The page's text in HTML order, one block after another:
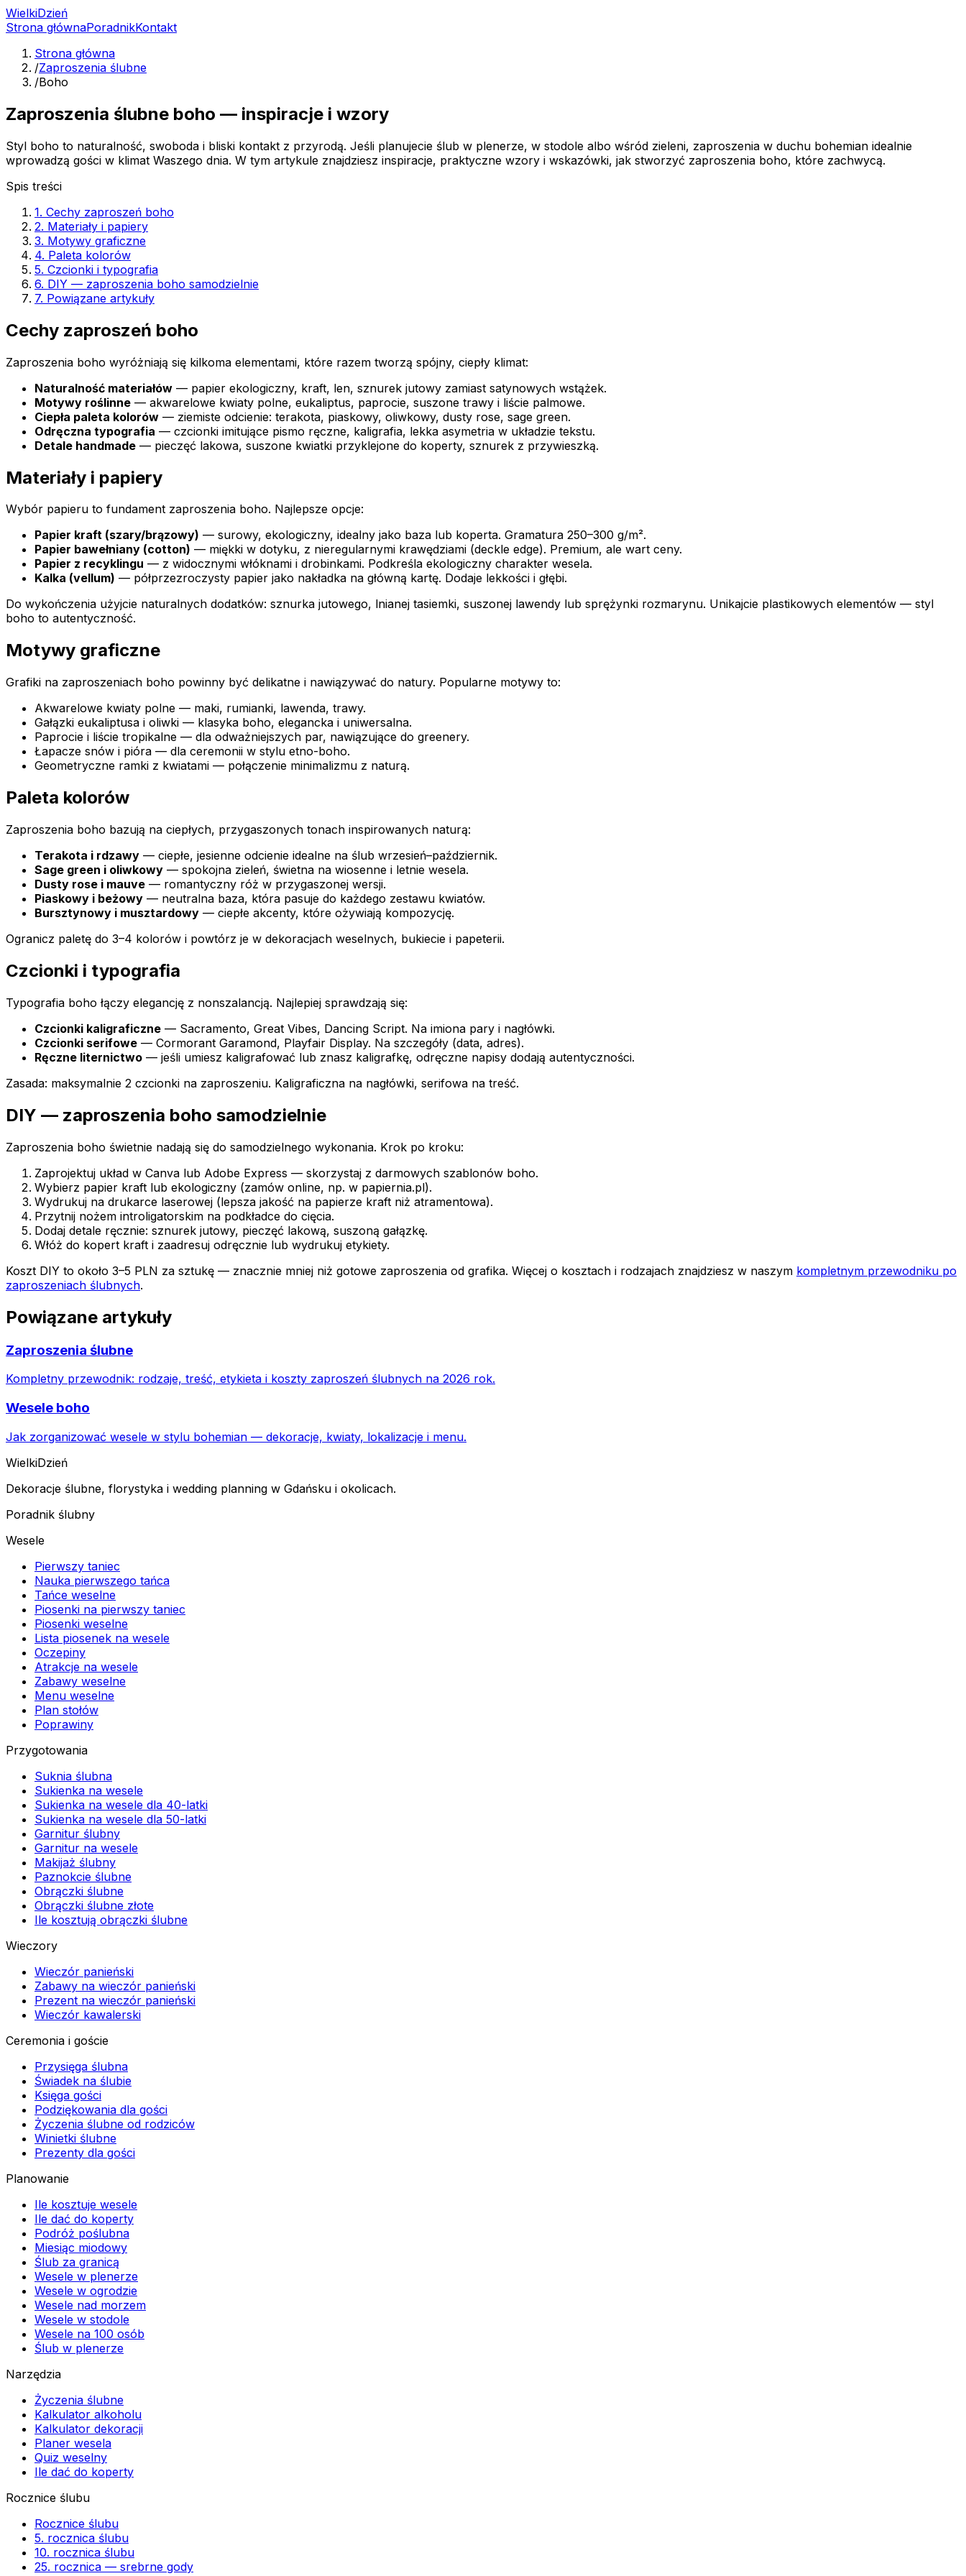
WielkiDzień
Strona głównaPoradnikKontakt
Strona główna
/Zaproszenia ślubne
/Boho
Zaproszenia ślubne boho — inspiracje i wzory
Styl boho to naturalność, swoboda i bliski kontakt z przyrodą. Jeśli planujecie ślub w plenerze, w stodole albo wśród zieleni, zaproszenia w duchu bohemian idealnie
wprowadzą gości w klimat Waszego dnia. W tym artykule znajdziesz inspiracje, praktyczne wzory i wskazówki, jak stworzyć zaproszenia boho, które zachwycą.
Spis treści
1. Cechy zaproszeń boho
2. Materiały i papiery
3. Motywy graficzne
4. Paleta kolorów
5. Czcionki i typografia
6. DIY — zaproszenia boho samodzielnie
7. Powiązane artykuły
Cechy zaproszeń boho
Zaproszenia boho wyróżniają się kilkoma elementami, które razem tworzą spójny, ciepły klimat:
Naturalność materiałów — papier ekologiczny, kraft, len, sznurek jutowy zamiast satynowych wstążek.
Motywy roślinne — akwarelowe kwiaty polne, eukaliptus, paprocie, suszone trawy i liście palmowe.
Ciepła paleta kolorów — ziemiste odcienie: terakota, piaskowy, oliwkowy, dusty rose, sage green.
Odręczna typografia — czcionki imitujące pismo ręczne, kaligrafia, lekka asymetria w układzie tekstu.
Detale handmade — pieczęć lakowa, suszone kwiatki przyklejone do koperty, sznurek z przywieszką.
Materiały i papiery
Wybór papieru to fundament zaproszenia boho. Najlepsze opcje:
Papier kraft (szary/brązowy) — surowy, ekologiczny, idealny jako baza lub koperta. Gramatura 250–300 g/m².
Papier bawełniany (cotton) — miękki w dotyku, z nieregularnymi krawędziami (deckle edge). Premium, ale wart ceny.
Papier z recyklingu — z widocznymi włóknami i drobinkami. Podkreśla ekologiczny charakter wesela.
Kalka (vellum) — półprzezroczysty papier jako nakładka na główną kartę. Dodaje lekkości i głębi.
Do wykończenia użyjcie naturalnych dodatków: sznurka jutowego, lnianej tasiemki, suszonej lawendy lub sprężynki rozmarynu. Unikajcie plastikowych elementów — styl
boho to autentyczność.
Motywy graficzne
Grafiki na zaproszeniach boho powinny być delikatne i nawiązywać do natury. Popularne motywy to:
Akwarelowe kwiaty polne — maki, rumianki, lawenda, trawy.
Gałązki eukaliptusa i oliwki — klasyka boho, elegancka i uniwersalna.
Paprocie i liście tropikalne — dla odważniejszych par, nawiązujące do greenery.
Łapacze snów i pióra — dla ceremonii w stylu etno-boho.
Geometryczne ramki z kwiatami — połączenie minimalizmu z naturą.
Paleta kolorów
Zaproszenia boho bazują na ciepłych, przygaszonych tonach inspirowanych naturą:
Terakota i rdzawy — ciepłe, jesienne odcienie idealne na ślub wrzesień–październik.
Sage green i oliwkowy — spokojna zieleń, świetna na wiosenne i letnie wesela.
Dusty rose i mauve — romantyczny róż w przygaszonej wersji.
Piaskowy i beżowy — neutralna baza, która pasuje do każdego zestawu kwiatów.
Bursztynowy i musztardowy — ciepłe akcenty, które ożywiają kompozycję.
Ogranicz paletę do 3–4 kolorów i powtórz je w dekoracjach weselnych, bukiecie i papeterii.
Czcionki i typografia
Typografia boho łączy elegancję z nonszalancją. Najlepiej sprawdzają się:
Czcionki kaligraficzne — Sacramento, Great Vibes, Dancing Script. Na imiona pary i nagłówki.
Czcionki serifowe — Cormorant Garamond, Playfair Display. Na szczegóły (data, adres).
Ręczne liternictwo — jeśli umiesz kaligrafować lub znasz kaligrafkę, odręczne napisy dodają autentyczności.
Zasada: maksymalnie 2 czcionki na zaproszeniu. Kaligraficzna na nagłówki, serifowa na treść.
DIY — zaproszenia boho samodzielnie
Zaproszenia boho świetnie nadają się do samodzielnego wykonania. Krok po kroku:
Zaprojektuj układ w Canva lub Adobe Express — skorzystaj z darmowych szablonów boho.
Wybierz papier kraft lub ekologiczny (zamów online, np. w papiernia.pl).
Wydrukuj na drukarce laserowej (lepsza jakość na papierze kraft niż atramentowa).
Przytnij nożem introligatorskim na podkładce do cięcia.
Dodaj detale ręcznie: sznurek jutowy, pieczęć lakową, suszoną gałązkę.
Włóż do kopert kraft i zaadresuj odręcznie lub wydrukuj etykiety.
Koszt DIY to około 3–5 PLN za sztukę — znacznie mniej niż gotowe zaproszenia od grafika. Więcej o kosztach i rodzajach znajdziesz w naszym kompletnym przewodniku po
zaproszeniach ślubnych.
Powiązane artykuły
Zaproszenia ślubne
Kompletny przewodnik: rodzaje, treść, etykieta i koszty zaproszeń ślubnych na 2026 rok.
Wesele boho
Jak zorganizować wesele w stylu bohemian — dekoracje, kwiaty, lokalizacje i menu.
WielkiDzień
Dekoracje ślubne, florystyka i wedding planning w Gdańsku i okolicach.
Poradnik ślubny
Wesele
Pierwszy taniec
Nauka pierwszego tańca
Tańce weselne
Piosenki na pierwszy taniec
Piosenki weselne
Lista piosenek na wesele
Oczepiny
Atrakcje na wesele
Zabawy weselne
Menu weselne
Plan stołów
Poprawiny
Przygotowania
Suknia ślubna
Sukienka na wesele
Sukienka na wesele dla 40-latki
Sukienka na wesele dla 50-latki
Garnitur ślubny
Garnitur na wesele
Makijaż ślubny
Paznokcie ślubne
Obrączki ślubne
Obrączki ślubne złote
Ile kosztują obrączki ślubne
Wieczory
Wieczór panieński
Zabawy na wieczór panieński
Prezent na wieczór panieński
Wieczór kawalerski
Ceremonia i goście
Przysięga ślubna
Świadek na ślubie
Księga gości
Podziękowania dla gości
Życzenia ślubne od rodziców
Winietki ślubne
Prezenty dla gości
Planowanie
Ile kosztuje wesele
Ile dać do koperty
Podróż poślubna
Miesiąc miodowy
Ślub za granicą
Wesele w plenerze
Wesele w ogrodzie
Wesele nad morzem
Wesele w stodole
Wesele na 100 osób
Ślub w plenerze
Narzędzia
Życzenia ślubne
Kalkulator alkoholu
Kalkulator dekoracji
Planer wesela
Quiz weselny
Ile dać do koperty
Rocznice ślubu
Rocznice ślubu
5. rocznica ślubu
10. rocznica ślubu
25. rocznica — srebrne gody